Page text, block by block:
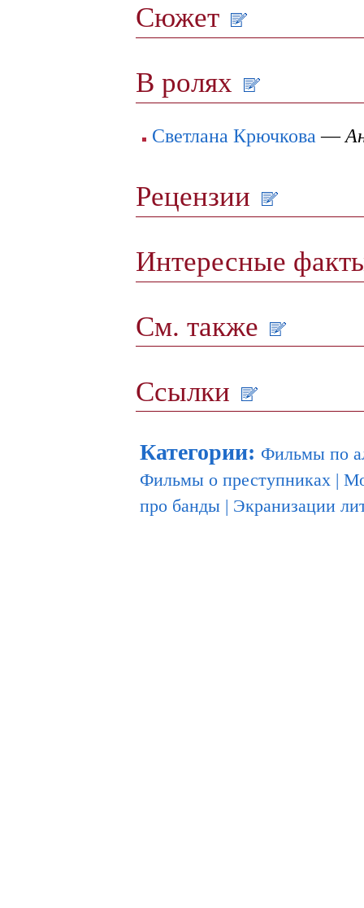
Сюжет
В ролях
Светлана Крючкова —
Рецензии
Интересные
См. также
Ссылки
Категории: Фильмы по
Фильмы о преступниках |
про банды | Экранизации